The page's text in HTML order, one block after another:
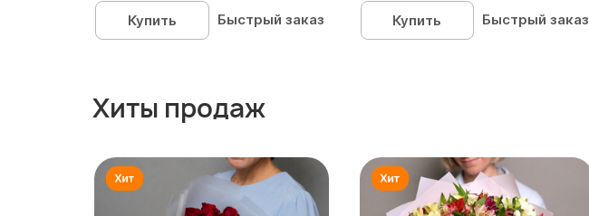
Купить
Быстрый заказ
Купить
Быстрый заказ
Хиты продаж